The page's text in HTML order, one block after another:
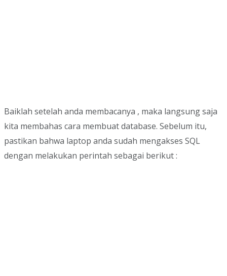
Baiklah setelah anda membacanya , maka langsung saja
kita membahas cara membuat database. Sebelum itu,
pastikan bahwa laptop anda sudah mengakses SQL
dengan melakukan perintah sebagai berikut :